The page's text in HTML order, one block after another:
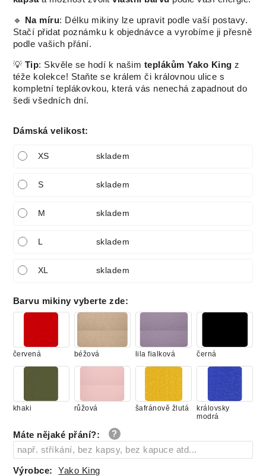
🔹 Na míru: Délku mikiny lze upravit podle vaší postavy.
Stačí přidat poznámku k objednávce a vyrobíme ji přesně
podle vašich přání.
💡 Tip: Skvěle se hodí k našim teplákům Yako King z
téže kolekce! Staňte se králem či královnou ulice s
kompletní teplákovkou, která vás nenechá zapadnout do
šedi všedních dní.
Dámská velikost:
XS skladem
S skladem
M skladem
L skladem
XL skladem
Barvu mikiny vyberte zde:
červená béžová lila fialková černá
khaki růžová šafránově žlutá
královsky
modrá
Máte nějaké přání?:
Výrobce: Yako King